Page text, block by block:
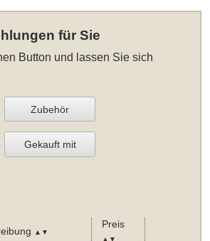
für Sie
Button und lassen Sie sich
Zubehör
Gekauft mit
▲▼
Preis
▲▼